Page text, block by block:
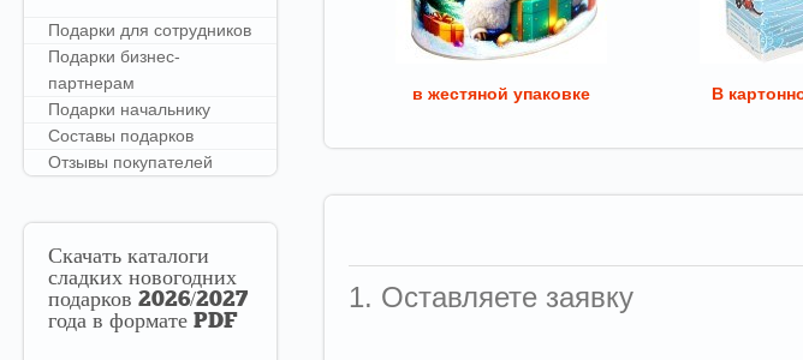
в жестяной упаковке В
1. Оставляете заявку
Подарки для сотрудников
Подарки бизнес-
партнерам
Подарки начальнику
Составы подарков
Отзывы покупателей
Скачать каталоги
сладких новогодних
подарков 2026/2027
года в формате PDF